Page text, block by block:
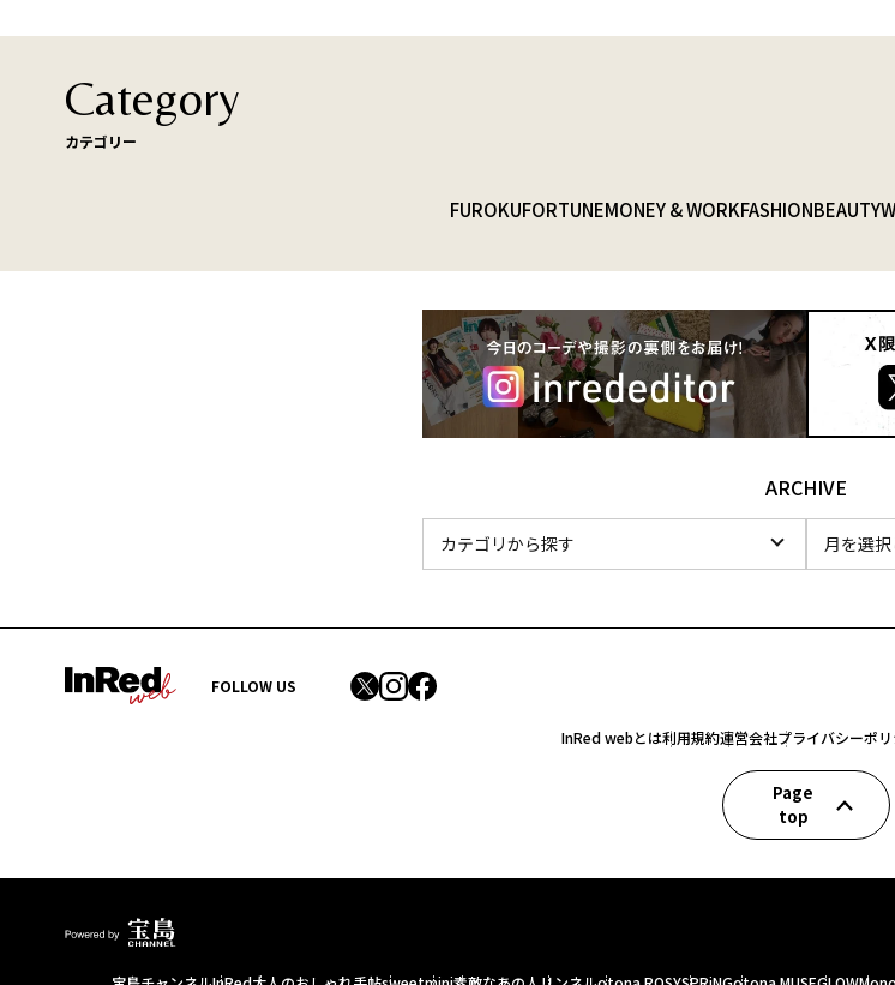
Category
カテゴリー
FUROKUFORTUNEMONEY & WORKFASHIONBEAUTY
ARCHIVE
FOLLOW US
InRed webとは利用規約運営会社プライバシーポ
Page
top